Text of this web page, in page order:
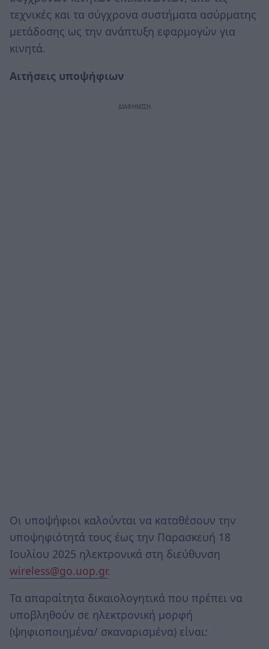
τεχνικές και τα σύγχρονα συστήματα ασύρματης
μετάδοσης ως την ανάπτυξη εφαρμογών για
κινητά.
Αιτήσεις υποψήφιων
Οι υποψήφιοι καλούνται να καταθέσουν την
υποψηφιότητά τους έως την Παρασκευή 18
Ιουλίου 2025 ηλεκτρονικά στη διεύθυνση
wireless@go.uop.gr.
Τα απαραίτητα δικαιολογητικά που πρέπει να
υποβληθούν σε ηλεκτρονική μορφή
(ψηφιοποιημένα/ σκαναρισμένα) είναι: